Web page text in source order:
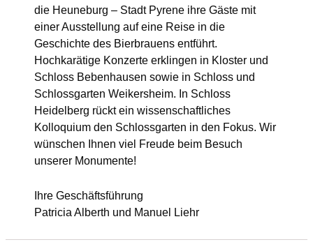
die Heuneburg – Stadt Pyrene ihre Gäste mit
einer Ausstellung auf eine Reise in die
Geschichte des Bierbrauens entführt.
Hochkarätige Konzerte erklingen in Kloster und
Schloss Bebenhausen sowie in Schloss und
Schlossgarten Weikersheim. In Schloss
Heidelberg rückt ein wissenschaftliches
Kolloquium den Schlossgarten in den Fokus. Wir
wünschen Ihnen viel Freude beim Besuch
unserer Monumente!
Ihre Geschäftsführung
Patricia Alberth und Manuel Liehr